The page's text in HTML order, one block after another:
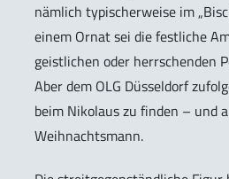
nämlich typischerweise im
einem Ornat sei die festliche
geistlichen oder herrschenden
Aber dem OLG Düsseldorf
beim Nikolaus zu finden – und
Weihnachtsmann.